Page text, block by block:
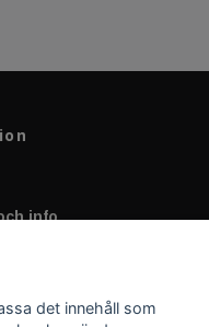
info
Dekal
det innehåll som